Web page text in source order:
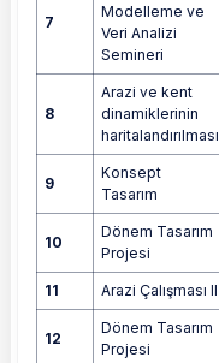
7
Modelleme ve
Veri Analizi
Semineri
8
Arazi ve kent
dinamiklerinin
haritalandırılması
9
Konsept
Tasarım
10
Dönem Tasarım
Projesi
11 Arazi Çalışması II
12
Dönem Tasarım
Projesi